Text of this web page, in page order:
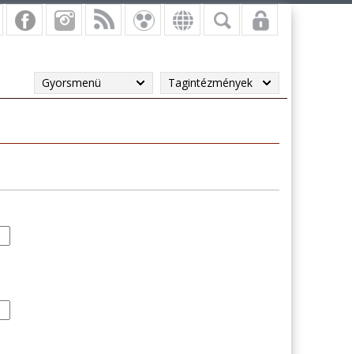
Gyorsmenü Tagintézmények